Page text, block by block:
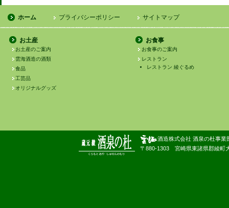
ホーム プライバシーポリシー サイトマップ
お土産
お土産のご案内
雲海酒造の酒類
食品
工芸品
オリジナルグッズ
お食事
お食事のご案内
レストラン
レストラン 綾ぐるめ
酒造株式会社 酒泉の杜事業
〒880-1303 宮崎県東諸県郡綾町